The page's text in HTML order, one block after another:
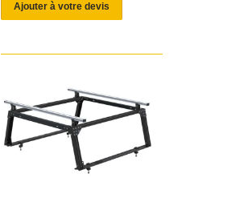
Ajouter à votre devis